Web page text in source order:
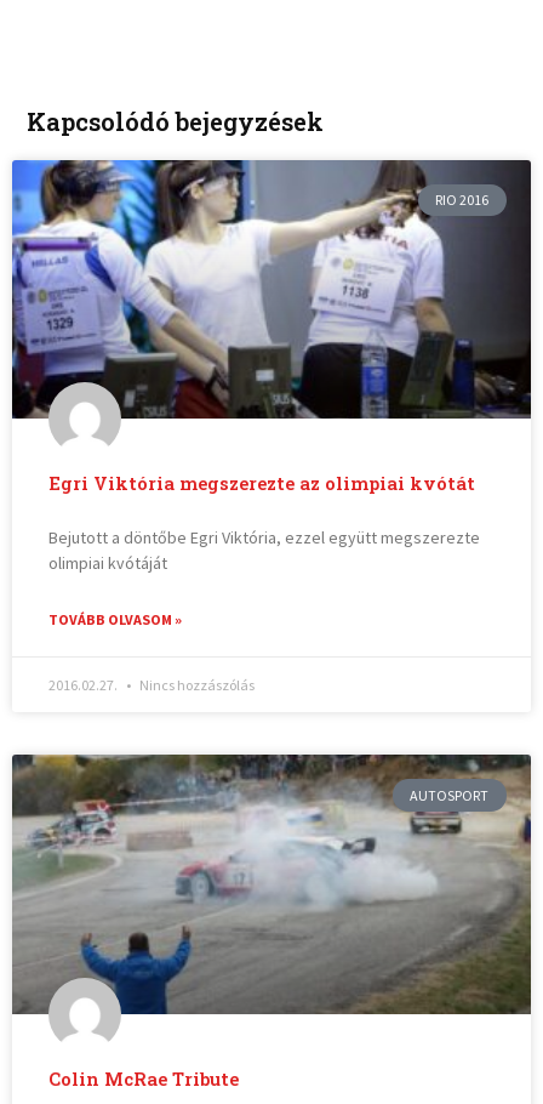
Kapcsolódó bejegyzések
RIO 2016
Egri Viktória megszerezte az olimpiai kvótát
Bejutott a döntőbe Egri Viktória, ezzel együtt megszerezte
olimpiai kvótáját
TOVÁBB OLVASOM »
2016.02.27. Nincs hozzászólás
AUTOSPORT
Colin McRae Tribute